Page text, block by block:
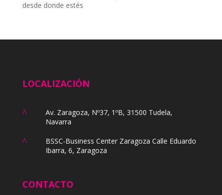
desde donde estés
LOCALIZACIÓN
^
Av. Zaragoza, Nº37, 1ºB, 31500 Tudela,
Navarra
^
BSSC-Business Center Zaragoza Calle Eduardo
Ibarra, 6, Zaragoza
CONTACTO